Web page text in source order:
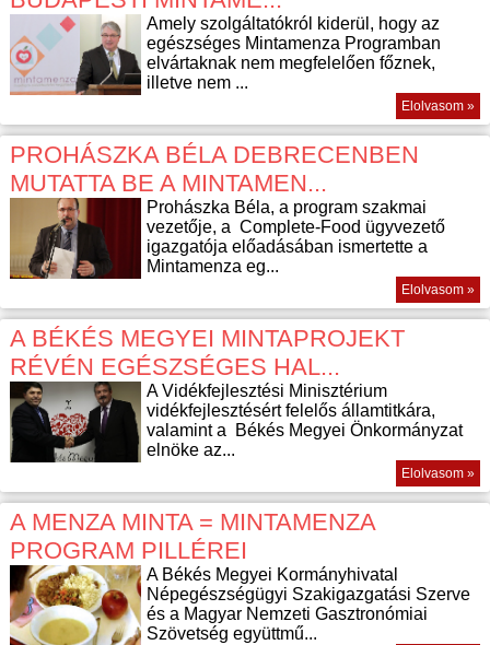
Amely szolgáltatókról kiderül, hogy az
egészséges Mintamenza Programban
elvártaknak nem megfelelően főznek,
illetve nem ...
Elolvasom »
PROHÁSZKA BÉLA DEBRECENBEN
MUTATTA BE A MINTAMEN...
Prohászka Béla, a program szakmai
vezetője, a Complete-Food ügyvezető
igazgatója előadásában ismertette a
Mintamenza eg...
Elolvasom »
A BÉKÉS MEGYEI MINTAPROJEKT
RÉVÉN EGÉSZSÉGES HAL...
A Vidékfejlesztési Minisztérium
vidékfejlesztésért felelős államtitkára,
valamint a Békés Megyei Önkormányzat
elnöke az...
Elolvasom »
A MENZA MINTA = MINTAMENZA
PROGRAM PILLÉREI
A Békés Megyei Kormányhivatal
Népegészségügyi Szakigazgatási Szerve
és a Magyar Nemzeti Gasztronómiai
Szövetség együttmű...